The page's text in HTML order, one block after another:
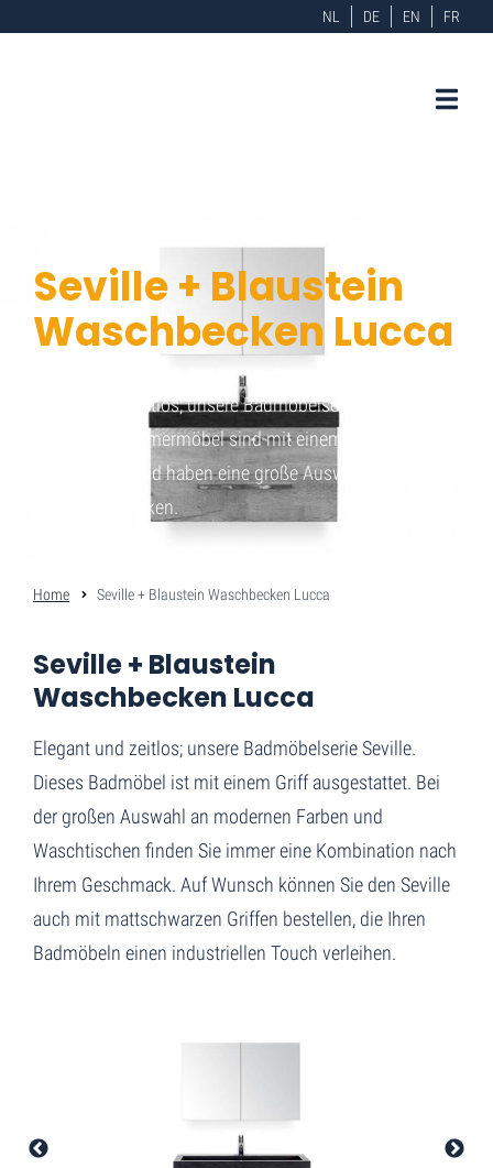
NL DE EN FR
Seville + Blaustein
Waschbecken Lucca
Elegant und zeitlos; unsere Badmöbelserie Sevilla.
Diese Badezimmermöbel sind mit einem Griff
ausgestattet und haben eine große Auswahl an Farben
und Waschbecken.
Home Seville + Blaustein Waschbecken Lucca
Seville + Blaustein
Waschbecken Lucca
Elegant und zeitlos; unsere Badmöbelserie Seville.
Dieses Badmöbel ist mit einem Griff ausgestattet. Bei
der großen Auswahl an modernen Farben und
Waschtischen finden Sie immer eine Kombination nach
Ihrem Geschmack. Auf Wunsch können Sie den Seville
auch mit mattschwarzen Griffen bestellen, die Ihren
Badmöbeln einen industriellen Touch verleihen.